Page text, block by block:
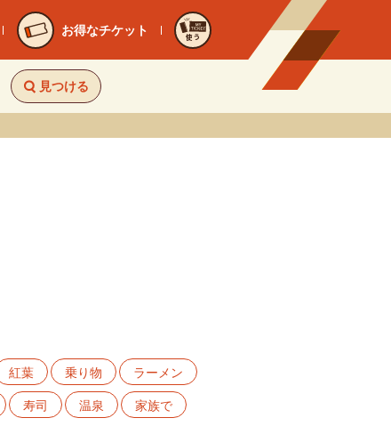
お得なチケット
使う
見つける
紅葉 乗り物 ラーメン
寿司 温泉 家族で